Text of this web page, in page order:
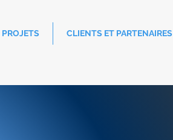
PROJETS CLIENTS ET PARTENAIRES